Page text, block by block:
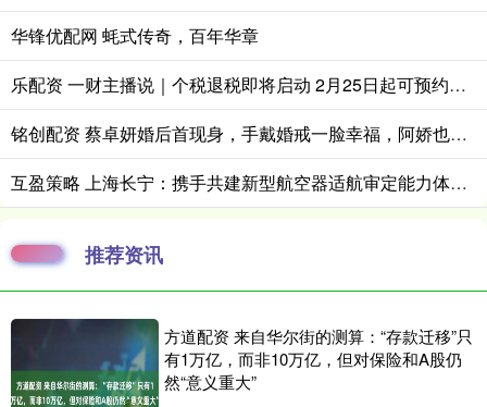
华锋优配网 蚝式传奇，百年华章
乐配资 一财主播说｜个税退税即将启动 2月25日起可预约办理
铭创配资 蔡卓妍婚后首现身，手戴婚戒一脸幸福，阿娇也在送了54万结婚礼物
互盈策略 上海长宁：携手共建新型航空器适航审定能力体系 打造低空经济质量基础设施“一站式”服务平台
推荐资讯
方道配资 来自华尔街的测算：“存款迁移”只
有1万亿，而非10万亿，但对保险和A股仍
然“意义重大”